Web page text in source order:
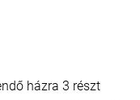
házra 3 részt